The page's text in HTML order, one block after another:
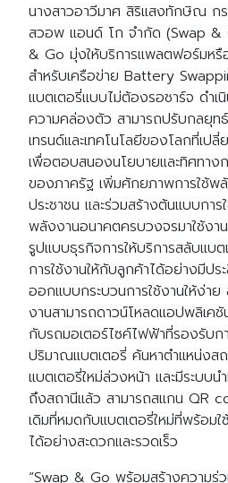
นางสาวอาวีมาศ สิริแสงทักษิณ ก
สวอพ แอนด์ โก จำกัด (Swap &
& Go มุ่งให้บริการแพลตฟอร์มหรื
สำหรับเครือข่าย Battery
แบตเตอรี่แบบไม่ต้องรอชาร์จ ดำเ
ความคล่องตัว สามารถปรับกลยุท
เทรนด์และเทคโนโลยีของโลกที่เป
เพื่อตอบสนองนโยบายและทิศทาง
ของภาครัฐ เพิ่มศักยภาพการใช้พ
ประชาชน และร่วมสร้างต้นแบบการ
พลังงานอนาคตครบวงจรมาใช้งา
รูปแบบธุรกิจการให้บริการสลับแบ
การใช้งานให้กับลูกค้าได้อย่างมีป
ออกแบบกระบวนการใช้งานให้ง่า
งานสามารถดาวน์โหลดแอปพลิเค
กับรถมอเตอร์ไซค์ไฟฟ้าที่รองรับก
ปริมาณแบตเตอรี่ ค้นหาตำแหน่งส
แบตเตอรี่ใหม่ล่วงหน้า และมีระบบ
ถึงสถานีแล้ว สามารถสแกน QR
เดิมที่หมดกับแบตเตอรี่ใหม่ที่พร้อม
ได้อย่างสะดวกและรวดเร็ว
“Swap & Go พร้อมสร้างความร่